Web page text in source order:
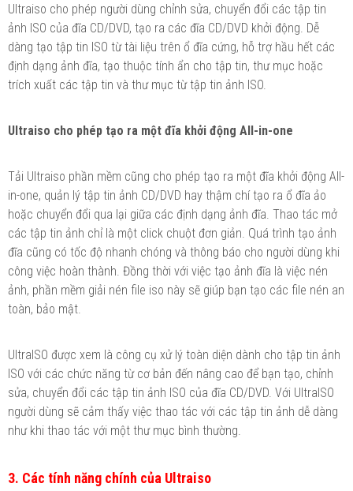
Ultraiso cho phép người dùng chỉnh sửa, chuyển đổi các tập tin
ảnh ISO của đĩa CD/DVD, tạo ra các đĩa CD/DVD khởi động. Dễ
dàng tạo tập tin ISO từ tài liệu trên ổ đĩa cứng, hỗ trợ hầu hết các
định dạng ảnh đĩa, tạo thuộc tính ẩn cho tập tin, thư mục hoặc
trích xuất các tập tin và thư mục từ tập tin ảnh ISO.
Ultraiso cho phép tạo ra một đĩa khởi động All-in-one
Tải Ultraiso phần mềm cũng cho phép tạo ra một đĩa khởi động All-
in-one, quản lý tập tin ảnh CD/DVD hay thậm chí tạo ra ổ đĩa ảo
hoặc chuyển đổi qua lại giữa các định dạng ảnh đĩa. Thao tác mở
các tập tin ảnh chỉ là một click chuột đơn giản. Quá trình tạo ảnh
đĩa cũng có tốc độ nhanh chóng và thông báo cho người dùng khi
công việc hoàn thành. Đồng thời với việc tạo ảnh đĩa là việc nén
ảnh, phần mềm giải nén file iso này sẽ giúp bạn tạo các file nén an
toàn, bảo mật.
UltraISO được xem là công cụ xử lý toàn diện dành cho tập tin ảnh
ISO với các chức năng từ cơ bản đến nâng cao để bạn tạo, chỉnh
sửa, chuyển đổi các tập tin ảnh ISO của đĩa CD/DVD. Với UltraISO
người dùng sẽ cảm thấy việc thao tác với các tập tin ảnh dễ dàng
như khi thao tác với một thư mục bình thường.
3. Các tính năng chính của Ultraiso